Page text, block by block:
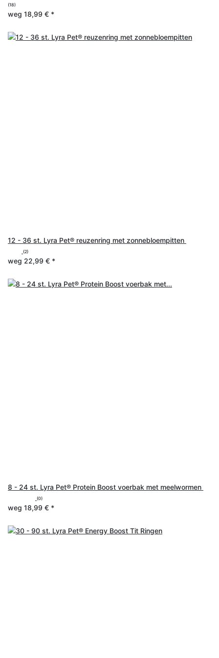
(18)
weg 18,99 € *
12 - 36 st. Lyra Pet® reuzenring met zonnebloempitten
(2)
weg 22,99 € *
8 - 24 st. Lyra Pet® Protein Boost voerbak met meelwormen
(0)
weg 18,99 € *